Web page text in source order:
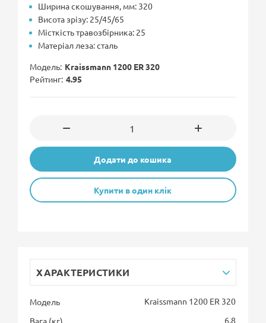
Ширина скошування, мм: 320
Висота зрізу: 25/45/65
Місткість травозбірника: 25
Матеріал леза: сталь
Модель Kraissmann 1200 ER 320
Рейтинг 4.95
Додати до кошика
Купити в один клік
ХАРАКТЕРИСТИКИ
Модель
Kraissmann 1200 ER 320
Вага (кг)
6,8